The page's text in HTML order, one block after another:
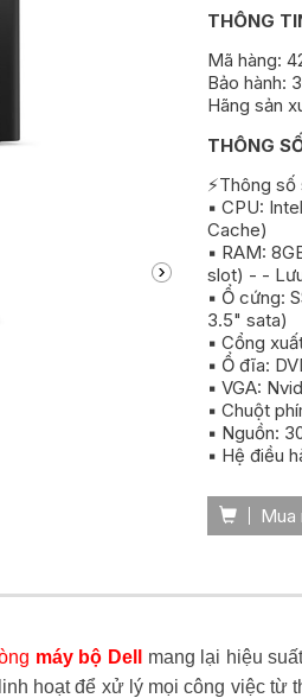
THÔNG
Mã hàng:
Bảo hành:
Hãng sản
THÔNG
⚡Thông
▪️ CPU:
Cache)
▪️ RAM:
slot) - -
▪️ Ổ cứng:
3.5" sata)
▪️ Cổng
▪️ Ổ đĩa:
▪️ VGA:
▪️ Chuột
▪️ Nguồn:
▪️ Hệ điều
Mua
máy bộ Dell
mang lại hiệu
hoạt để xử lý mọi công việc